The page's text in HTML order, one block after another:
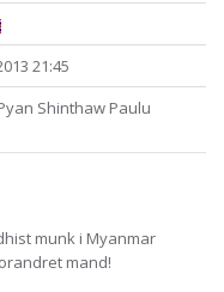
21:45
Shinthaw Paulu
munk i Myanmar
mand!